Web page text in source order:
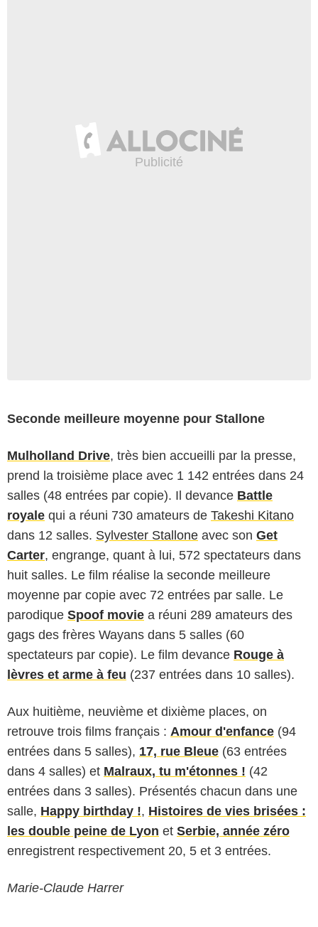
Seconde meilleure moyenne pour Stallone
Mulholland Drive, très bien accueilli par la presse,
prend la troisième place avec 1 142 entrées dans 24
salles (48 entrées par copie). Il devance Battle
royale qui a réuni 730 amateurs de Takeshi Kitano
dans 12 salles. Sylvester Stallone avec son Get
Carter, engrange, quant à lui, 572 spectateurs dans
huit salles. Le film réalise la seconde meilleure
moyenne par copie avec 72 entrées par salle. Le
parodique Spoof movie a réuni 289 amateurs des
gags des frères Wayans dans 5 salles (60
spectateurs par copie). Le film devance Rouge à
lèvres et arme à feu (237 entrées dans 10 salles).
Aux huitième, neuvième et dixième places, on
retrouve trois films français : Amour d'enfance (94
entrées dans 5 salles), 17, rue Bleue (63 entrées
dans 4 salles) et Malraux, tu m'étonnes ! (42
entrées dans 3 salles). Présentés chacun dans une
salle, Happy birthday !, Histoires de vies brisées :
les double peine de Lyon et Serbie, année zéro
enregistrent respectivement 20, 5 et 3 entrées.
Marie-Claude Harrer